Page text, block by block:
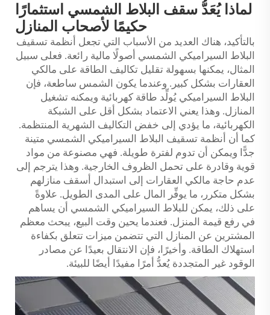
لماذا يُعَدُّ سقف البلاط الشمسي استثمارًا
حكيمًا لأصحاب المنازل
بالتأكيد، هناك العديد من الأسباب التي تجعل أنظمة تسقيف
البلاط السيراميكي الشمسي أصولًا مالية رائعة. فعلى سبيل
المثال، يمكنها بسهولة تقليل تكاليف الطاقة على مالكي
العقارات بشكل كبير. وعندما يكون الشمس ساطعة، فإن
البلاط السيراميكي يُولِّد طاقة كهربائية ويمكنه تشغيل
المنازل. وهذا يعني الاعتماد بشكل أقل على الشبكة
الكهربائية، ما يؤدي إلى خفض التكاليف الشهرية المنتظمة.
كما أن أنظمة تسقيف البلاط السيراميكي الشمسي متينة
جدًّا ويمكن أن تدوم لفترة طويلة. فهي مصنوعة من مواد
قوية وقادرة على تحمل الظروف الخارجية. وهذا يترجم إلى
عدم حاجة مالكي العقارات إلى استبدال أسقف منازلهم
بشكل متكرر، ما يوفِّر المال على المدى الطويل. علاوةً
على ذلك، يمكن للبلاط السيراميكي الشمسي أن يساهم
في رفع قيمة المنزل. فعندما يحين وقت البيع، يبحث معظم
المشترين عن المنازل التي تتضمن ميزات تتعلق بكفاءة
استهلاك الطاقة. وأخيرًا، فإن الانتقال بعيدًا عن مصادر
الوقود غير المتجددة يُعدُّ أمرًا مفيدًا أيضًا للبيئة.